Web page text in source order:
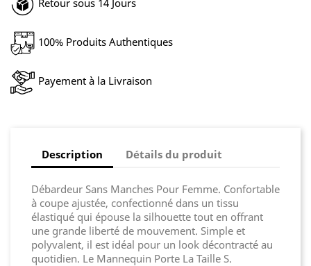
Retour sous 14 Jours
100% Produits Authentiques
Payement à la Livraison
Description Détails du produit
Débardeur Sans Manches Pour Femme. Confortable
à coupe ajustée, confectionné dans un tissu
élastiqué qui épouse la silhouette tout en offrant
une grande liberté de mouvement. Simple et
polyvalent, il est idéal pour un look décontracté au
quotidien. Le Mannequin Porte La Taille S.